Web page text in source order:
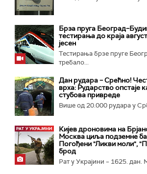
Брза пруга
тестирања до краја
јесен
Тестирања брзе пруге
требало...
Дан рудара – Срећно!
врха: Рударство опстаје
стубова привреде
Више од 20.000 рудара у
Кијев дроновима на
Москва циља подземне
Погођени "Ликви моли",
брод
Рат у Украјини – 1625. дан.